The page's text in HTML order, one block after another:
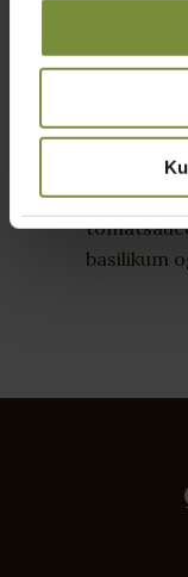
peber.
simre i
Fjern
tilbage i
Kog
basilikum